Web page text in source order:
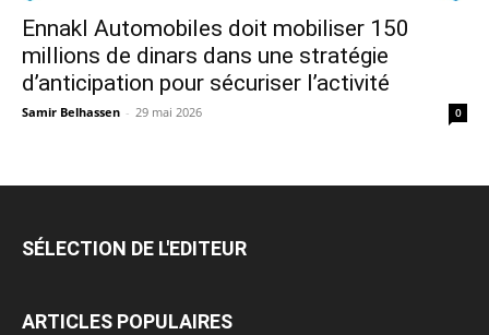
Ennakl Automobiles doit mobiliser 150
millions de dinars dans une stratégie
d’anticipation pour sécuriser l’activité
Samir Belhassen - 29 mai 2026 0
SÉLECTION DE L'EDITEUR
ARTICLES POPULAIRES